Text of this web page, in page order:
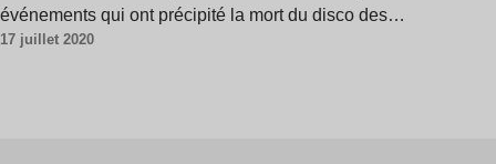
événements qui ont précipité la mort du disco des…
17 juillet 2020